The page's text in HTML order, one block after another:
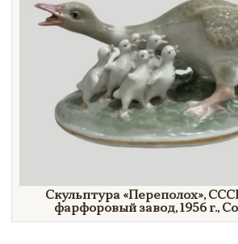
Скульптура «Переполох»,
фарфоровый завод,1956 г.,